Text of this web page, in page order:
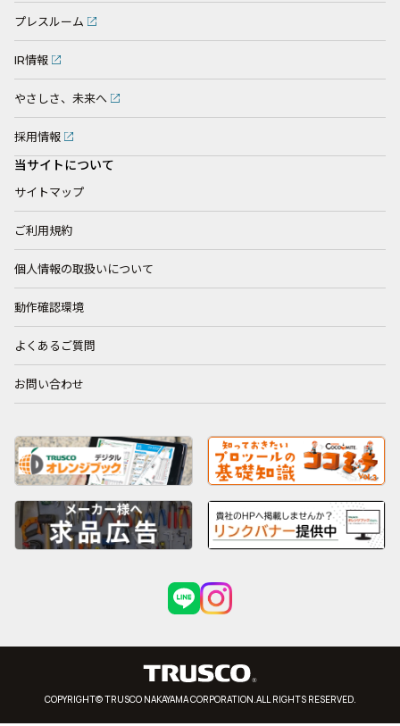
プレスルーム
IR情報
やさしさ、未来へ
採用情報
当サイトについて
サイトマップ
ご利用規約
個人情報の取扱いについて
動作確認環境
よくあるご質問
お問い合わせ
COPYRIGHT© TRUSCO NAKAYAMA CORPORATION.ALL RIGHTS RESERVED.